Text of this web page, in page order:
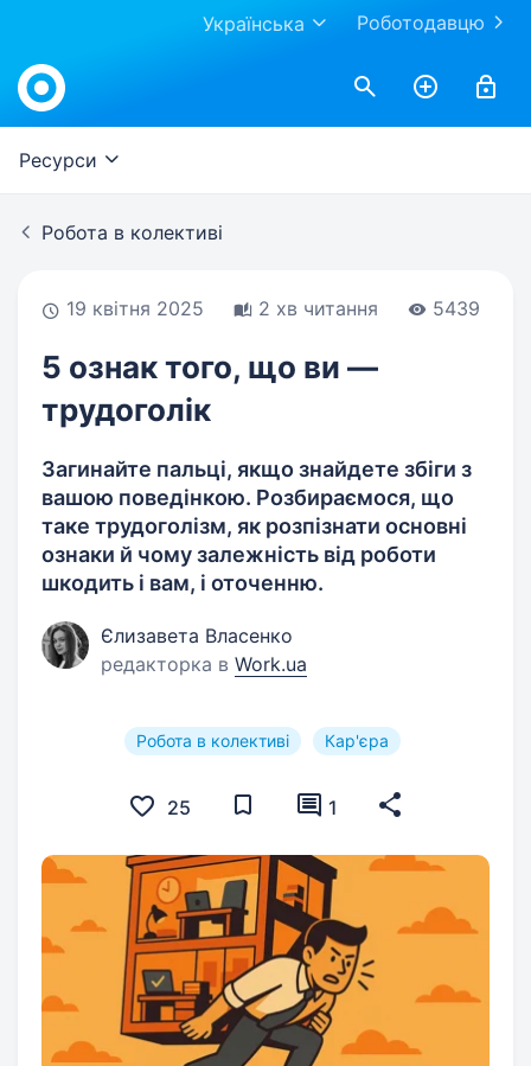
Роботодавцю
Українська
Work.ua
Ресурси
Робота в колективі
19 квітня 2025 2 хв читання 5439
5 ознак того, що ви —
трудоголік
Загинайте пальці, якщо знайдете збіги з
вашою поведінкою. Розбираємося, що
таке трудоголізм, як розпізнати основні
ознаки й чому залежність від роботи
шкодить і вам, і оточенню.
Єлизавета Власенко
редакторка в Work.ua
Робота в колективі Кар'єра
25 1